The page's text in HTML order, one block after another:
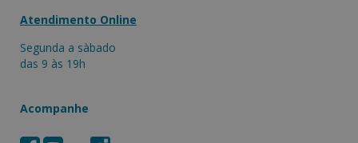
Atendimento Online
Segunda a sàbado
das 9 às 19h
Acompanhe